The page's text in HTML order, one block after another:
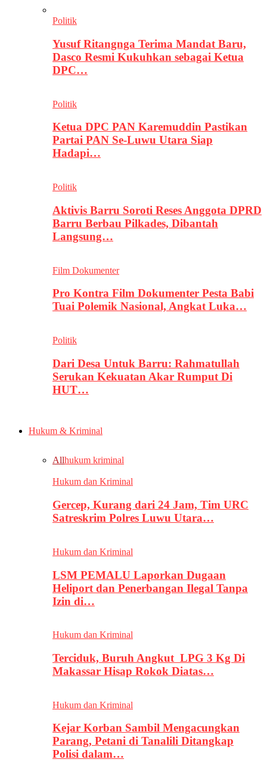
Politik
Yusuf Ritangnga Terima Mandat Baru,
Dasco Resmi Kukuhkan sebagai Ketua
DPC…
Politik
Ketua DPC PAN Karemuddin Pastikan
Partai PAN Se-Luwu Utara Siap
Hadapi…
Politik
Aktivis Barru Soroti Reses Anggota DPRD
Barru Berbau Pilkades, Dibantah
Langsung…
Film Dokumenter
Pro Kontra Film Dokumenter Pesta Babi
Tuai Polemik Nasional, Angkat Luka…
Politik
Dari Desa Untuk Barru: Rahmatullah
Serukan Kekuatan Akar Rumput Di
HUT…
Hukum & Kriminal
Allhukum kriminal
Hukum dan Kriminal
Gercep, Kurang dari 24 Jam, Tim URC
Satreskrim Polres Luwu Utara…
Hukum dan Kriminal
LSM PEMALU Laporkan Dugaan
Heliport dan Penerbangan Ilegal Tanpa
Izin di…
Hukum dan Kriminal
Terciduk, Buruh Angkut LPG 3 Kg Di
Makassar Hisap Rokok Diatas…
Hukum dan Kriminal
Kejar Korban Sambil Mengacungkan
Parang, Petani di Tanalili Ditangkap
Polisi dalam…